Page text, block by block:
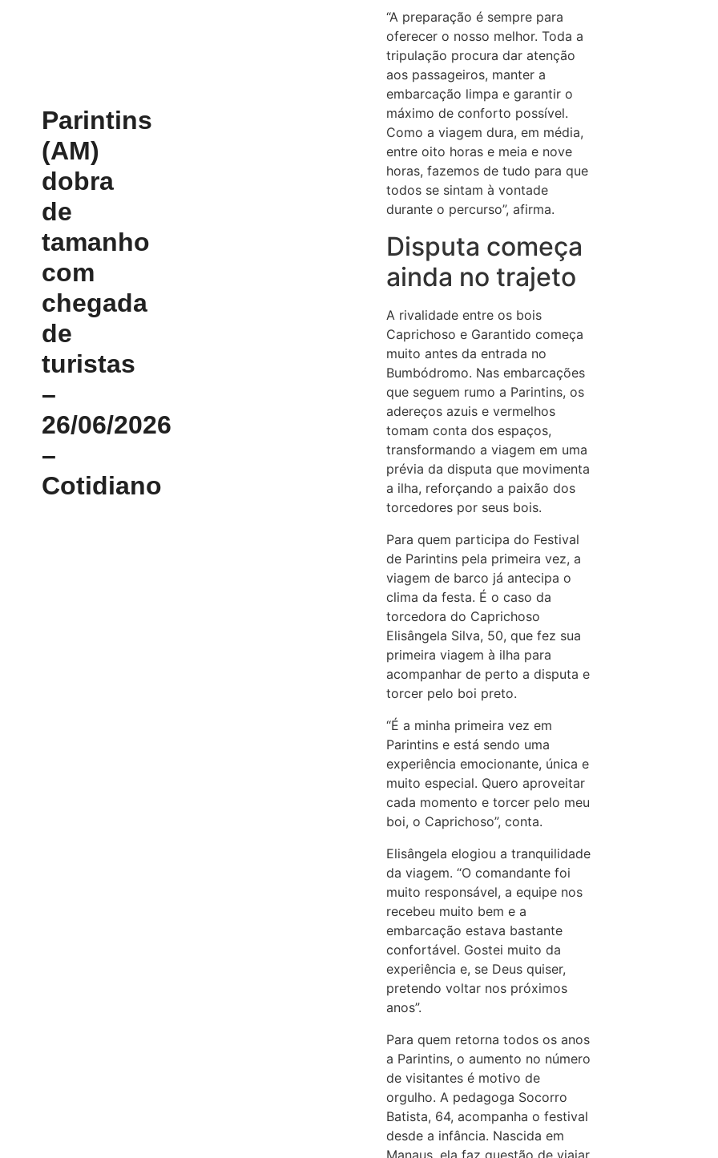
Parintins
(AM)
dobra
de
tamanho
com
chegada
de
turistas
–
26/06/2026
–
Cotidiano
“A preparação é sempre para
oferecer o nosso melhor. Toda a
tripulação procura dar atenção
aos passageiros, manter a
embarcação limpa e garantir o
máximo de conforto possível.
Como a viagem dura, em média,
entre oito horas e meia e nove
horas, fazemos de tudo para que
todos se sintam à vontade
durante o percurso”, afirma.
Disputa começa
ainda no trajeto
A rivalidade entre os bois
Caprichoso e Garantido começa
muito antes da entrada no
Bumbódromo. Nas embarcações
que seguem rumo a Parintins, os
adereços azuis e vermelhos
tomam conta dos espaços,
transformando a viagem em uma
prévia da disputa que movimenta
a ilha, reforçando a paixão dos
torcedores por seus bois.
Para quem participa do Festival
de Parintins pela primeira vez, a
viagem de barco já antecipa o
clima da festa. É o caso da
torcedora do Caprichoso
Elisângela Silva, 50, que fez sua
primeira viagem à ilha para
acompanhar de perto a disputa e
torcer pelo boi preto.
“É a minha primeira vez em
Parintins e está sendo uma
experiência emocionante, única e
muito especial. Quero aproveitar
cada momento e torcer pelo meu
boi, o Caprichoso”, conta.
Elisângela elogiou a tranquilidade
da viagem. “O comandante foi
muito responsável, a equipe nos
recebeu muito bem e a
embarcação estava bastante
confortável. Gostei muito da
experiência e, se Deus quiser,
pretendo voltar nos próximos
anos”.
Para quem retorna todos os anos
a Parintins, o aumento no número
de visitantes é motivo de
orgulho. A pedagoga Socorro
Batista, 64, acompanha o festival
desde a infância. Nascida em
Manaus, ela faz questão de viajar